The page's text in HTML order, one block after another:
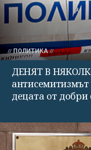
ПОЛИТИКА
ДЕНЯТ В
децата от добри